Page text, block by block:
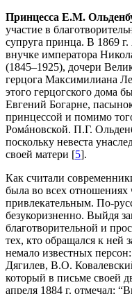
Принцесса Е.М.
участие в
супруга принца. В 1869
внучке императора
(1845–1925), дочери
герцога Максимилиана
этого герцогского дома
Евгений Богарне,
принцессой и помимо
Ромáновской. П.Г.
поскольку невеста
своей матери [5].
Как считали
была во всех отношениях
привлекательным. По-
безукоризненно. Выйдя
благотворительной и
тех, кто обращался к ней
немало известных
Дягилев, В.О.
который в письме своей
апреля 1884 г. отмечал: